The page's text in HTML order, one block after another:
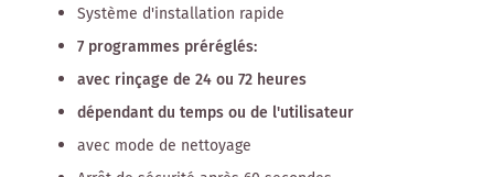
Système d'installation rapide
7 programmes préréglés:
avec rinçage de 24 ou 72 heures
dépendant du temps ou de l'utilisateur
avec mode de nettoyage